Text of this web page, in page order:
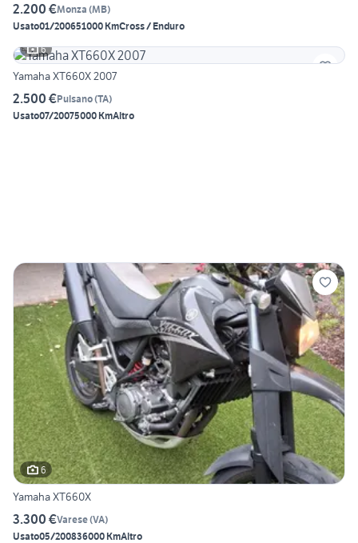
2.200 €Monza (MB)
Usato01/200651000 KmCross / Enduro
6
Yamaha XT660X 2007
2.500 €Pulsano(TA)
Usato07/20075000 KmAltro
6
Yamaha XT660X
3.300 €Varese(VA)
Usato05/200836000 KmAltro